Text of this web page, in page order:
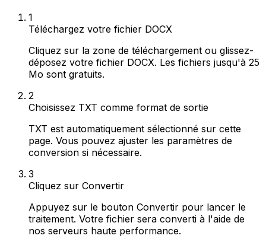
1
Téléchargez votre fichier DOCX
Cliquez sur la zone de téléchargement ou glissez-
déposez votre fichier DOCX. Les fichiers jusqu'à 25
Mo sont gratuits.
2
Choisissez TXT comme format de sortie
TXT est automatiquement sélectionné sur cette
page. Vous pouvez ajuster les paramètres de
conversion si nécessaire.
3
Cliquez sur Convertir
Appuyez sur le bouton Convertir pour lancer le
traitement. Votre fichier sera converti à l'aide de
nos serveurs haute performance.